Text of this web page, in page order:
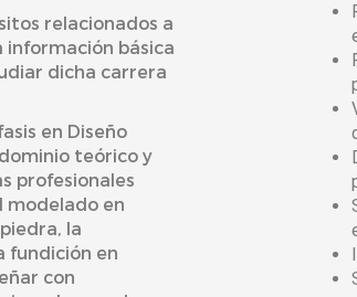
relacionados a
información básica
dicha carrera
en Diseño
teórico y
profesionales
modelado en
la
fundición en
con